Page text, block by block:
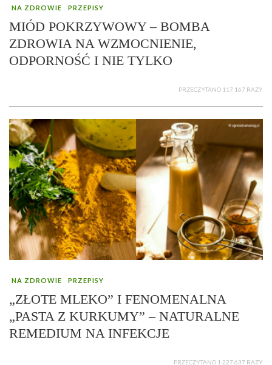
NA ZDROWIE PRZEPISY
MIÓD POKRZYWOWY – BOMBA
ZDROWIA NA WZMOCNIENIE,
ODPORNOŚĆ I NIE TYLKO
PRZECZYTANO 117 167 RAZY
NA ZDROWIE PRZEPISY
„ZŁOTE MLEKO” I FENOMENALNA
„PASTA Z KURKUMY” – NATURALNE
REMEDIUM NA INFEKCJE
PRZECZYTANO 1 227 637 RAZY